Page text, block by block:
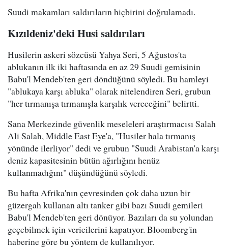
Suudi makamları saldırıların hiçbirini doğrulamadı.
Kızıldeniz'deki Husi saldırıları
Husilerin askeri sözcüsü Yahya Seri, 5 Ağustos'ta
ablukanın ilk iki haftasında en az 29 Suudi gemisinin
Babu'l Mendeb'ten geri döndüğünü söyledi. Bu hamleyi
"ablukaya karşı abluka" olarak nitelendiren Seri, grubun
"her tırmanışa tırmanışla karşılık vereceğini" belirtti.
Sana Merkezinde güvenlik meseleleri araştırmacısı Salah
Ali Salah, Middle East Eye'a, "Husiler hala tırmanış
yönünde ilerliyor" dedi ve grubun "Suudi Arabistan'a karşı
deniz kapasitesinin bütün ağırlığını henüz
kullanmadığını" düşündüğünü söyledi.
Bu hafta Afrika'nın çevresinden çok daha uzun bir
güzergah kullanan altı tanker gibi bazı Suudi gemileri
Babu'l Mendeb'ten geri dönüyor. Bazıları da su yolundan
geçebilmek için vericilerini kapatıyor. Bloomberg'in
haberine göre bu yöntem de kullanılıyor.